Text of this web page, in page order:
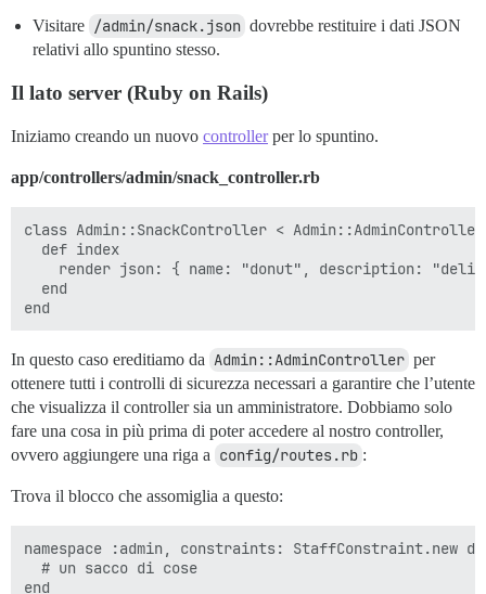
Visitare /admin/snack.json dovrebbe restituire i dati JSON
relativi allo spuntino stesso.
Il lato server (Ruby on Rails)
Iniziamo creando un nuovo controllerper lo spuntino.
app/controllers/admin/snack_controller.rb
class Admin::SnackController < Admin::AdminController
  def index
render json: { name: "donut", description:
  end
In questo caso ereditiamo da Admin::AdminController per
ottenere tutti i controlli di sicurezza necessari a garantire che l’utente
che visualizza il controller sia un amministratore. Dobbiamo solo
fare una cosa in più prima di poter accedere al nostro controller,
ovvero aggiungere una riga a config/routes.rb :
Trova il blocco che assomiglia a questo:
namespace :admin, constraints: StaffConstraint.new do
  # un sacco di cose